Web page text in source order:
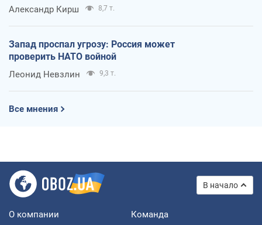
Александр Кирш 8,7 т.
Запад проспал угрозу: Россия может
проверить НАТО войной
Леонид Невзлин 9,3 т.
Все мнения
В начало
О компании Команда